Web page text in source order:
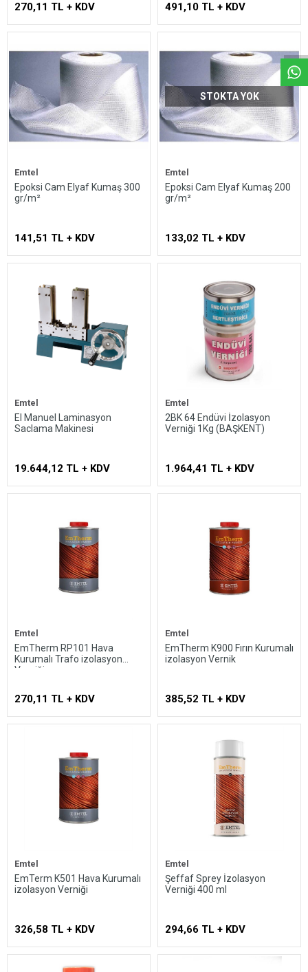
Whatsapp
270,11 TL + KDV 491,10 TL + KDV
Emtel
Epoksi Cam Elyaf Kumaş 300
gr/m²
141,51 TL + KDV
STOKTA YOK
Emtel
Epoksi Cam Elyaf Kumaş 200
gr/m²
133,02 TL + KDV
Emtel
EI Manuel Laminasyon
Saclama Makinesi
19.644,12 TL + KDV
Emtel
2BK 64 Endüvi İzolasyon
Verniği 1Kg (BAŞKENT)
1.964,41 TL + KDV
Emtel
EmTherm RP101 Hava
Kurumalı Trafo izolasyon
Verniği
270,11 TL + KDV
Emtel
EmTherm K900 Fırın Kurumalı
izolasyon Vernik
385,52 TL + KDV
Emtel
EmTerm K501 Hava Kurumalı
izolasyon Verniği
326,58 TL + KDV
Emtel
Şeffaf Sprey İzolasyon
Verniği 400 ml
294,66 TL + KDV